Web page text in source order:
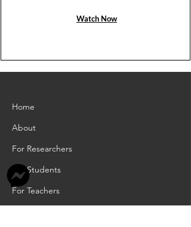
Watch Now
Home
About
For Researchers
For Students
For Teachers